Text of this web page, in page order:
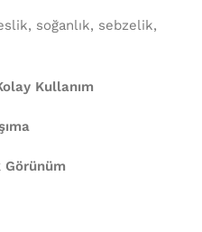
soğanlık, sebzelik,
Kullanım
Görünüm